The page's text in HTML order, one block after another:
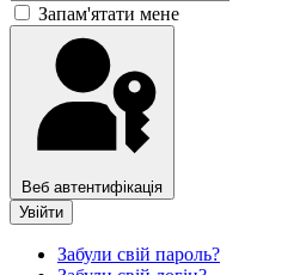
Запам'ятати мене
Веб автентифікація
Увійти
Забули свій пароль?